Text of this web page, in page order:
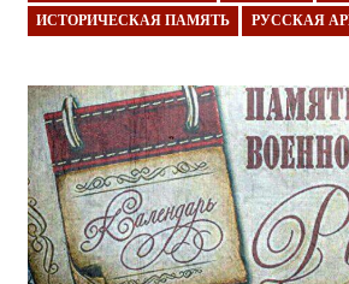
ИСТОРИЧЕСКАЯ ПАМЯТЬ РУССКАЯ